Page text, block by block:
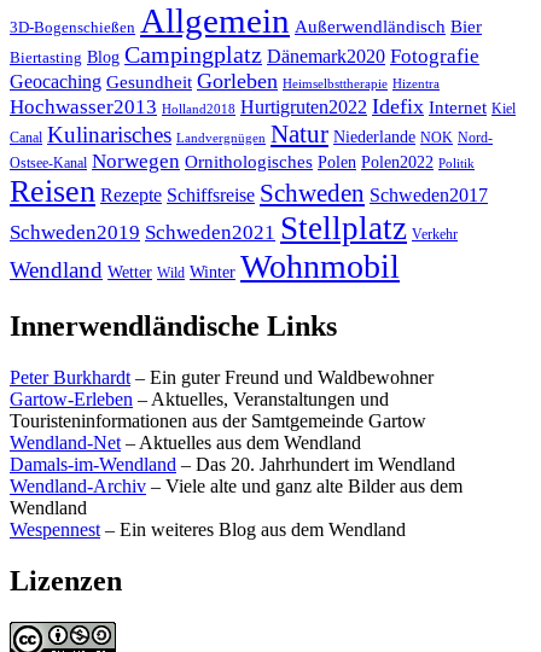
3D-Bogenschießen Allgemein Außerwendländisch Bier
Biertasting Blog Campingplatz Dänemark2020 Fotografie
Geocaching Gesundheit Gorleben Heimselbsttherapie Hizentra
Hochwasser2013 Holland2018 Hurtigruten2022 Idefix Internet Kiel
Canal Kulinarisches Landvergnügen Natur Niederlande NOK Nord-
Ostsee-Kanal Norwegen Ornithologisches Polen Polen2022 Politik
Reisen Rezepte Schiffsreise Schweden Schweden2017
Schweden2019 Schweden2021 Stellplatz Verkehr
Wendland Wetter Wild Winter Wohnmobil
Innerwendländische Links
Peter Burkhardt – Ein guter Freund und Waldbewohner
Gartow-Erleben – Aktuelles, Veranstaltungen und
Touristeninformationen aus der Samtgemeinde Gartow
Wendland-Net – Aktuelles aus dem Wendland
Damals-im-Wendland – Das 20. Jahrhundert im Wendland
Wendland-Archiv – Viele alte und ganz alte Bilder aus dem
Wendland
Wespennest – Ein weiteres Blog aus dem Wendland
Lizenzen